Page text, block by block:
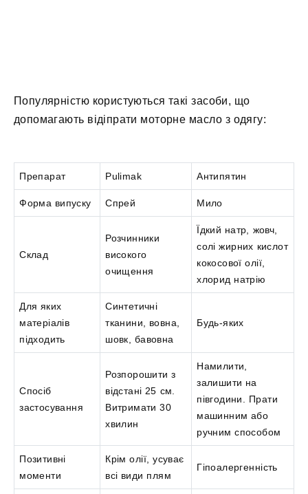
Популярністю користуються такі засоби, що
допомагають відіпрати моторне масло з одягу:
Препарат Pulimak Антипятин
Форма випуску Спрей Мило
Склад
Розчинники
високого
очищення
Їдкий натр, жовч,
солі жирних кислот
кокосової олії,
хлорид натрію
Для яких
матеріалів
підходить
Синтетичні
тканини, вовна,
шовк, бавовна
Будь-яких
Спосіб
застосування
Розпорошити з
відстані 25 см.
Витримати 30
хвилин
Намилити,
залишити на
півгодини. Прати
машинним або
ручним способом
Позитивні
моменти
Крім олії, усуває
всі види плям
Гіпоалергенність